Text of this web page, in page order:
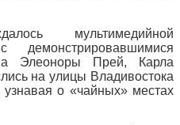
мультимедийной
демонстрировавшимися
Элеоноры Прей, Карла
на улицы Владивостока
о «чайных» местах